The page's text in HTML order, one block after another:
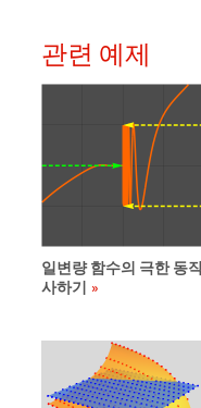
관련 예제
일변량 함수의 극한 동
사하기